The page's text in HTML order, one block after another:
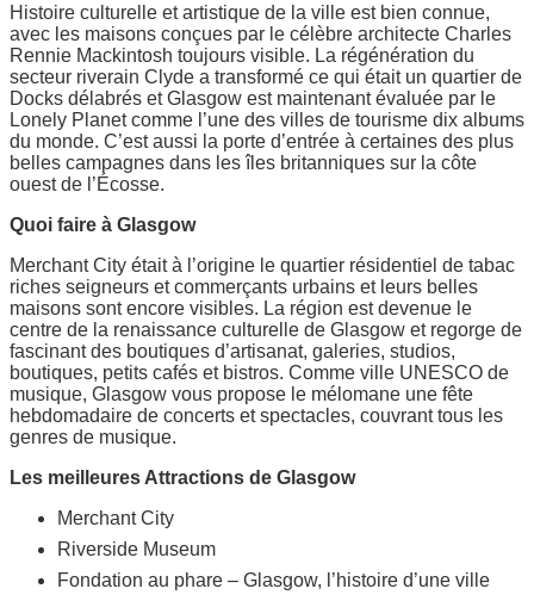
Histoire culturelle et artistique de la ville est bien connue,
avec les maisons conçues par le célèbre architecte Charles
Rennie Mackintosh toujours visible. La régénération du
secteur riverain Clyde a transformé ce qui était un quartier de
Docks délabrés et Glasgow est maintenant évaluée par le
Lonely Planet comme l’une des villes de tourisme dix albums
du monde. C’est aussi la porte d’entrée à certaines des plus
belles campagnes dans les îles britanniques sur la côte
ouest de l’Écosse.
Quoi faire à Glasgow
Merchant City était à l’origine le quartier résidentiel de tabac
riches seigneurs et commerçants urbains et leurs belles
maisons sont encore visibles. La région est devenue le
centre de la renaissance culturelle de Glasgow et regorge de
fascinant des boutiques d’artisanat, galeries, studios,
boutiques, petits cafés et bistros. Comme ville UNESCO de
musique, Glasgow vous propose le mélomane une fête
hebdomadaire de concerts et spectacles, couvrant tous les
genres de musique.
Les meilleures Attractions de Glasgow
Merchant City
Riverside Museum
Fondation au phare – Glasgow, l’histoire d’une ville